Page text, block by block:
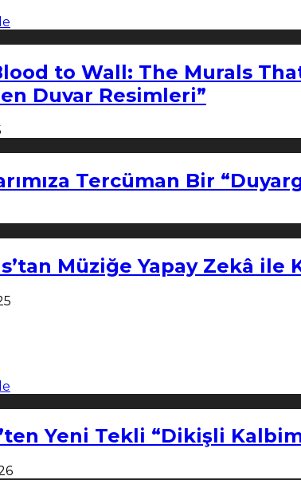
to Wall: The Murals
Duvar Resimleri”
Tercüman Bir
Müziğe Yapay Zekâ ile
Yeni Tekli “Dikişli